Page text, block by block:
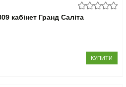
кабінет Гранд Саліта
КУПИТИ